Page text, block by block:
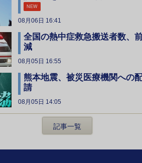
NEW
08月06日 16:41
全国の熱中症救急搬送者数、
減
08月05日 16:55
熊本地震、被災医療機関への
請
08月05日 14:05
記事一覧